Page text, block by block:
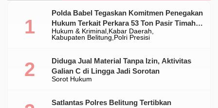
Hukum & Kriminal Kabar Daerah
Kabupaten Belitung Polri Presisi
Polda Babel Tegaskan Komitmen Penegakan
Hukum Terkait Perkara 53 Ton Pasir Timah
Ilegal Di Belitung
Sorot Hukum
Diduga Jual Material Tanpa Izin, Aktivitas
Galian C di Lingga Jadi Sorotan
Satlantas Polres Belitung Tertibkan